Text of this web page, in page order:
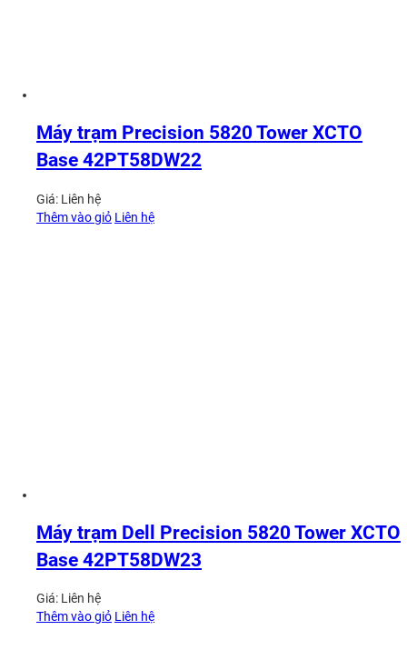
Máy trạm Precision 5820 Tower XCTO
Base 42PT58DW22
Giá: Liên hệ
Thêm vào giỏ Liên hệ
Máy trạm Dell Precision 5820 Tower XCTO
Base 42PT58DW23
Giá: Liên hệ
Thêm vào giỏ Liên hệ